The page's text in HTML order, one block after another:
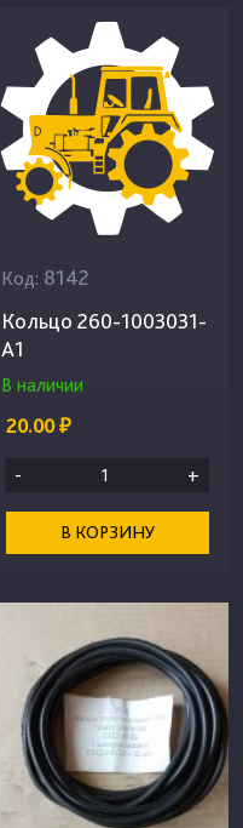
Код: 8142
Кольцо 260-1003031-
А1
В наличии
20.00 ₽
- +
В КОРЗИНУ